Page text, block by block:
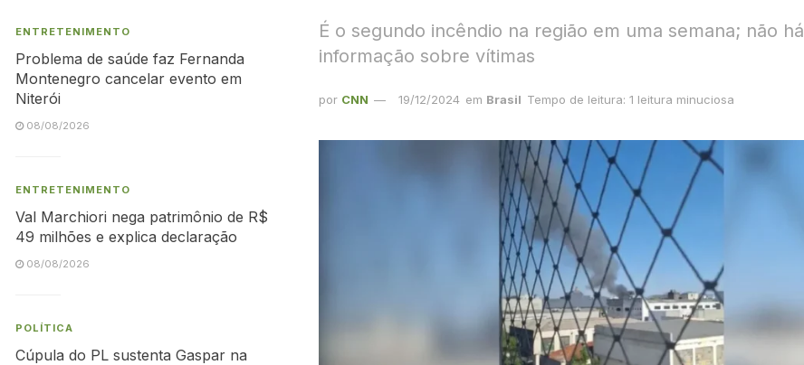
É o segundo incêndio na região em uma semana; não há
informação sobre vítimas
por CNN 19/12/2024 em Brasil Tempo de leitura: 1 leitura minuciosa
ENTRETENIMENTO
Problema de saúde faz Fernanda
Montenegro cancelar evento em
Niterói
08/08/2026
ENTRETENIMENTO
Val Marchiori nega patrimônio de R$
49 milhões e explica declaração
08/08/2026
POLÍTICA
Cúpula do PL sustenta Gaspar na